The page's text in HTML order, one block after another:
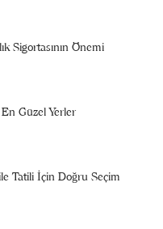
Sigortasının Önemi
Güzel Yerler
Tatili İçin Doğru Seçim